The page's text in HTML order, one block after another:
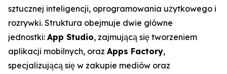
sztucznej inteligencji, oprogramowania użytkowego i
rozrywki. Struktura obejmuje dwie główne
jednostki: App Studio, zajmującą się tworzeniem
aplikacji mobilnych, oraz Apps Factory,
specjalizującą się w zakupie mediów oraz